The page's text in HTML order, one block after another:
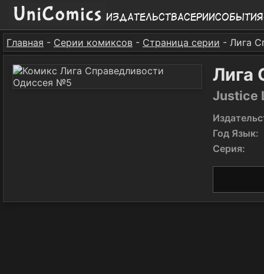
ИздательстваСерииСобытия
Главная - Серии комиксов - Страница серии - Лига
Лига
Justice
Год Язык:
Серия: